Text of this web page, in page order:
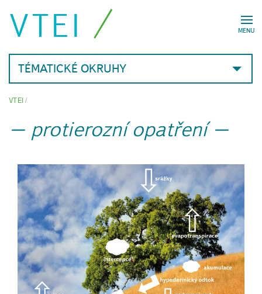
MENU
VTEI
TÉMATICKÉ OKRUHY
VTEI/
protierozní opatření